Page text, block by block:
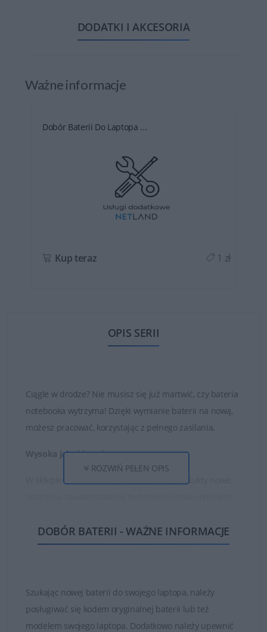
DODATKI I AKCESORIA
Ważne informacje
Dobór Baterii Do Laptopa ...
Kup teraz 1 zł
OPIS SERII
Ciągle w drodze? Nie musisz się już martwić, czy bateria
notebooka wytrzyma! Dzięki wymianie baterii na nową,
możesz pracować, korzystając z pełnego zasilania.
Wysoka jakość ogniw
W sklepie DELL24 oferujemy wyłącznie produkty nowe,
Dzięki temu zakupione baterie są w stanie działać długo
i bezawaryjnie.
są bardzo słabej jakości!
Baterie, które znajduje się w ofercie sklepu DELL24 są
ROZWIŃ PEŁEN OPIS
DOBÓR BATERII - WAŻNE INFORMACJE
Szukając nowej baterii do swojego laptopa, należy
posługiwać się kodem oryginalnej baterii lub też
modelem swojego laptopa. Dodatkowo należy upewnić